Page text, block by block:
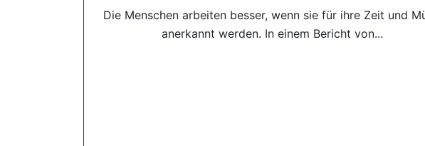
Die Menschen arbeiten besser, wenn sie für ihre Zeit und
anerkannt werden. In einem Bericht von...